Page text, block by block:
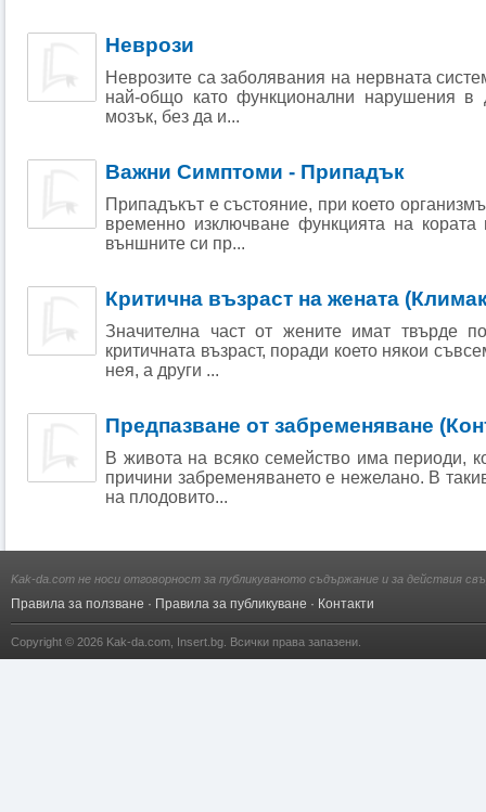
Неврози
Неврозите са заболявания на нервната
най-общо като функционални нарушения в
мозък, без да и...
Важни Симптоми - Припадък
Припадъкът е състояние, при което
временно изключване функцията на
външните си пр...
Критична възраст на жената
Значителна част от жените имат твърде
критичната възраст, поради което някои
нея, а други ...
Предпазване от забременяване
В живота на всяко семейство има периоди,
причини забременяването е нежелано. В
на плодовито...
Kak-da.com не носи отговорност за публикуваното съдържание и за действия
Правила за ползване · Правила за публикуване · Контакти
Copyright © 2026 Kak-da.com Insert.bg . Всички права запазени.